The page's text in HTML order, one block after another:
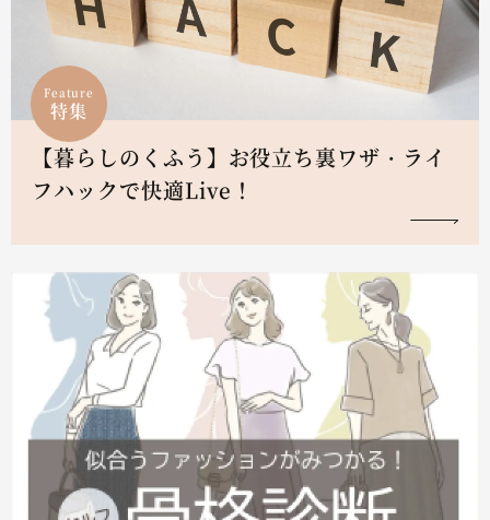
Feature
特集
【暮らしのくふう】お役立ち裏ワザ・ライ
フハックで快適Live！